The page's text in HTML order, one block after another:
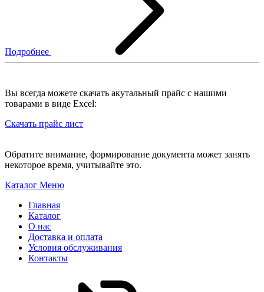
Подробнее
Вы всегда можете скачать акутальный прайс с нашими
товарами в виде Excel:
Скачать прайс лист
Обратите внимание, формирование документа может занять
некоторое время, учитывайте это.
Каталог Меню
Главная
Каталог
О нас
Доставка и оплата
Условия обслуживания
Контакты